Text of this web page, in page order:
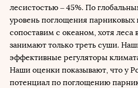
лесистостью – 45%. По
уровень поглощения парниковых
сопоставим с океаном, хотя леса
занимают только треть суши.
эффективные регуляторы
Наши оценки показывают, что у
потенциал по поглощению